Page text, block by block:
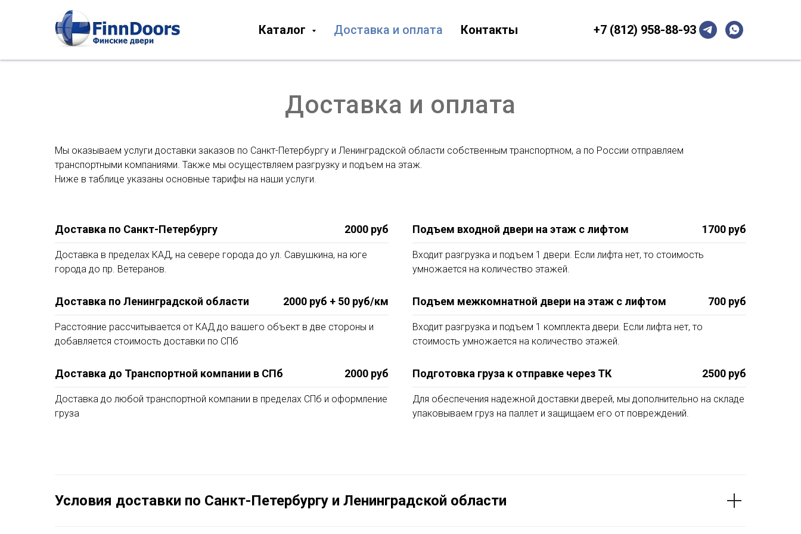
Каталог Доставка и оплата Контакты +7 (812) 958-88-93
Доставка и оплата
Мы оказываем услуги доставки заказов по Санкт-Петербургу и Ленинградской области собственным транспортном, а по России отправляем
транспортными компаниями. Также мы осуществляем разгрузку и подъем на этаж.
Ниже в таблице указаны основные тарифы на наши услуги.
Доставка по Санкт-Петербургу 2000 руб
Доставка в пределах КАД, на севере города до ул. Савушкина, на юге
города до пр. Ветеранов.
Доставка по Ленинградской области 2000 руб + 50 руб/км
Расстояние рассчитывается от КАД до вашего объект в две стороны и
добавляется стоимость доставки по СПб
Доставка до Транспортной компании в СПб 2000 руб
Доставка до любой транспортной компании в пределах СПб и оформление
груза
Подъем входной двери на этаж с лифтом 1700 руб
Входит разгрузка и подъем 1 двери. Если лифта нет, то стоимость
умножается на количество этажей.
Подъем межкомнатной двери на этаж с лифтом 700 руб
Входит разгрузка и подъем 1 комплекта двери. Если лифта нет, то
стоимость умножается на количество этажей.
Подготовка груза к отправке через ТК 2500 руб
Для обеспечения надежной доставки дверей, мы дополнительно на складе
упаковываем груз на паллет и защищаем его от повреждений.
Условия доставки по Санкт-Петербургу и Ленинградской области